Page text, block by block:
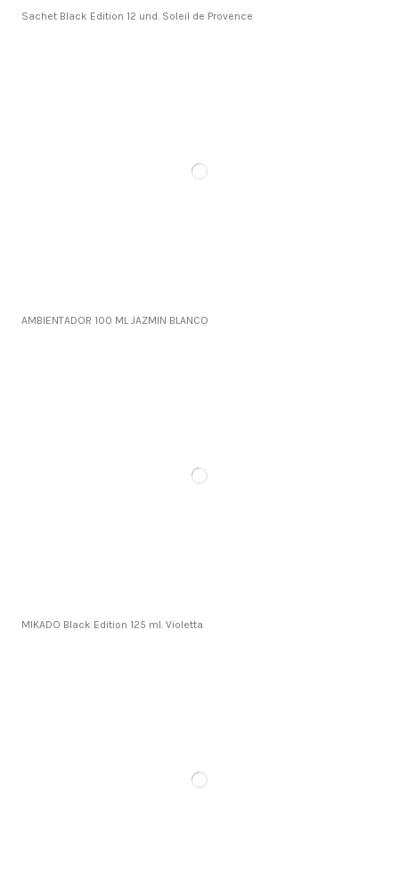
Sachet Black Edition 12 und. Soleil de Provence
AMBIENTADOR 100 ML JAZMIN BLANCO
MIKADO Black Edition 125 ml. Violetta